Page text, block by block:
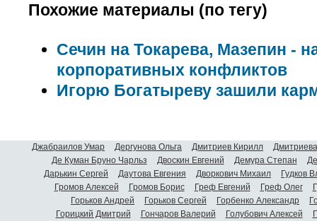
Похожие материалы (по тегу)
Сечин на Токарева, Мазепин -
корпоративных конфликтов
Игорю Богатыреву зашили
Джабраилов Умар Дергунова Ольга Дмитриев Кирилл
Де Куман Бруно Чарльз
Двоскин Евгений Демура Степан
Дарькин Сергей
Даутова Евгения Дворкович Михаил
Гудков
Громов Алексей
Громов Борис Греф Евгений Греф Олег
Горьков Андрей
Горьков Сергей Горбенко Александр
Горицкий Дмитрий
Гончаров Валерий Голубович Алексей